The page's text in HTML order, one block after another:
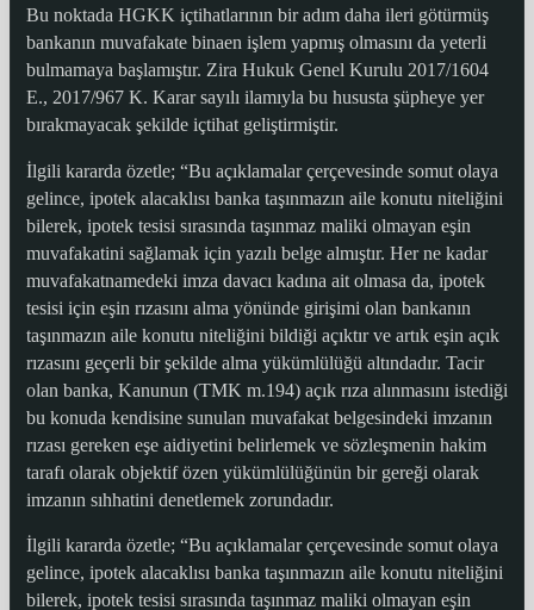
Bu noktada HGKK içtihatlarının bir adım daha ileri götürmüş
bankanın muvafakate binaen işlem yapmış olmasını da yeterli
bulmamaya başlamıştır. Zira Hukuk Genel Kurulu 2017/1604
E., 2017/967 K. Karar sayılı ilamıyla bu hususta şüpheye yer
bırakmayacak şekilde içtihat geliştirmiştir.
İlgili kararda özetle; “Bu açıklamalar çerçevesinde somut olaya
gelince, ipotek alacaklısı banka taşınmazın aile konutu niteliğini
bilerek, ipotek tesisi sırasında taşınmaz maliki olmayan eşin
muvafakatini sağlamak için yazılı belge almıştır. Her ne kadar
muvafakatnamedeki imza davacı kadına ait olmasa da, ipotek
tesisi için eşin rızasını alma yönünde girişimi olan bankanın
taşınmazın aile konutu niteliğini bildiği açıktır ve artık eşin açık
rızasını geçerli bir şekilde alma yükümlülüğü altındadır. Tacir
olan banka, Kanunun (TMK m.194) açık rıza alınmasını istediği
bu konuda kendisine sunulan muvafakat belgesindeki imzanın
rızası gereken eşe aidiyetini belirlemek ve sözleşmenin hakim
tarafı olarak objektif özen yükümlülüğünün bir gereği olarak
imzanın sıhhatini denetlemek zorundadır.
İlgili kararda özetle; “Bu açıklamalar çerçevesinde somut olaya
gelince, ipotek alacaklısı banka taşınmazın aile konutu niteliğini
bilerek, ipotek tesisi sırasında taşınmaz maliki olmayan eşin